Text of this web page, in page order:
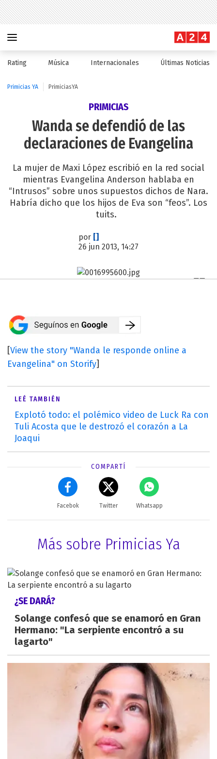
Rating Música Internacionales Últimas Noticias
Primicias YA PrimiciasYA
PRIMICIAS
Wanda se defendió de las
declaraciones de Evangelina
La mujer de Maxi López escribió en la red social
mientras Evangelina Anderson hablaba en
“Intrusos” sobre unos supuestos dichos de Nara.
Habría dicho que los hijos de Eva son “feos”. Los
tuits.
por []
26 jun 2013, 14:27
[View the story "Wanda le responde online a
Evangelina" on Storify]
LEÉ TAMBIÉN
Explotó todo: el polémico video de Luck Ra con
Tuli Acosta que le destrozó el corazón a La
Joaqui
COMPARTÍ
Facebok Twitter Whatsapp
Más sobre Primicias Ya
¿SE DARÁ?
Solange confesó que se enamoró en Gran
Hermano: "La serpiente encontró a su
lagarto"